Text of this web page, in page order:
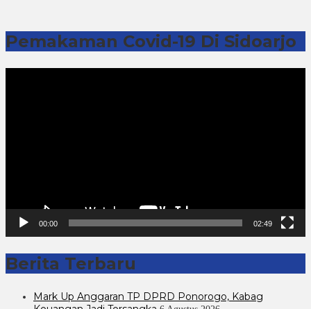
Pemakaman Covid-19 Di Sidoarjo
00:00 02:49
Berita Terbaru
Mark Up Anggaran TP DPRD Ponorogo, Kabag